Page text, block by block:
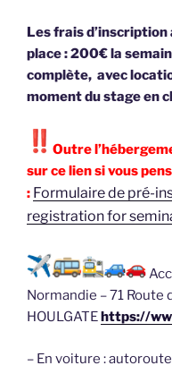
Les frais
place : 200€ la
complète, avec
moment du stage en
Outre
sur ce lien si vous
: Formulaire de pré-
registration for
Normandie – 71 Route
HOULGATEhttps://
– En voiture :